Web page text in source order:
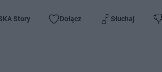
Story Dołącz Słuchaj